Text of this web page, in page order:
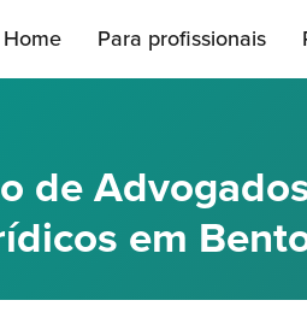
Home Para profissionais
de
em